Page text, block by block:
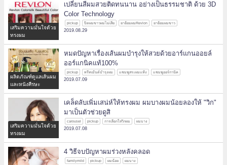
เสริมความมั่นใจด้วย
ทรงผม
เปลี่ยนสีผมสวยติดทนนาน อย่างเป็นธรรมชาติ ด้วย 3D
Color Technology
pickup ปิดผมขาวผมไม่เสีย ยาย้อมผมRevlon ยาย้อมผมขาว
2019.08.29
ผลิตภัณฑ์ดูแลเส้นผม
และหนังศีรษะ
หมดปัญหาเรื่องเส้นผมบำรุงให้สวยด้วยอาร์แกนออยล์
ออร์แกนิคแท้100%
pickup ทรีทเม้นต์บำรุงผม แชมพูสระผมแห้ง แชมพูออร์กานิค
2019.07.09
เสริมความมั่นใจด้วย
ทรงผม
เคล็ดลับเพิ่มเสน่ห์ให้ทรงผม ผมบางผมน้อยลองให้ "วิก"
มาเป็นตัวช่วยดูสิ
carousel pickup การเลือกใส่วิกผม ผมบาง
2019.07.08
4 วิธีจบปัญหาผมร่วงหลังคลอด
familymild pickup ผมน้อย ผมบาง